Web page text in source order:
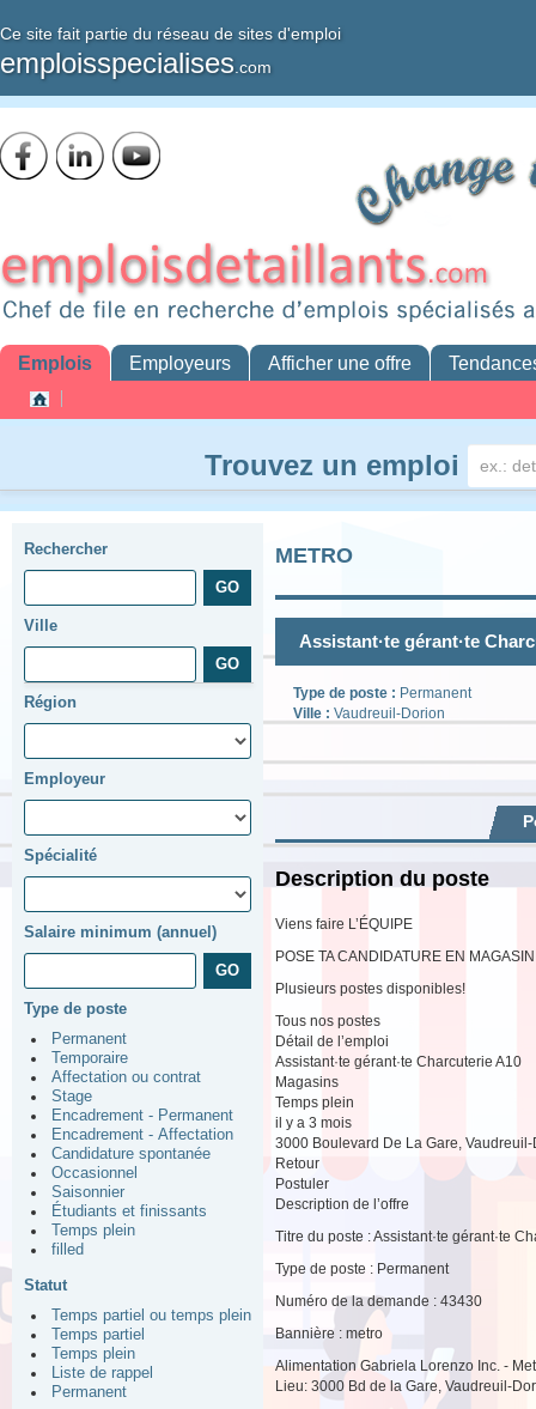
Ce site fait partie du réseau de sites d'emploi
emploisspecialises .com
Emplois Employeurs Afficher une offre
Trouvez un emploi
Rechercher
Ville
Région
Employeur
Spécialité
Salaire minimum (annuel)
Type de poste
Permanent
Temporaire
Affectation ou contrat
Stage
Encadrement - Permanent
Encadrement - Affectation
Candidature spontanée
Occasionnel
Saisonnier
Étudiants et finissants
Temps plein
filled
Statut
Temps partiel ou temps plein
Temps partiel
Temps plein
Liste de rappel
Permanent
METRO
Assistant·te gérant·te
Type de poste : Permanent
Ville : Vaudreuil-Dorion
Description du poste
Viens faire L’ÉQUIPE
POSE TA CANDIDATURE EN
Plusieurs postes disponibles!
Tous nos postes
Détail de l’emploi
Assistant·te gérant·te Charcuterie A10
Magasins
Temps plein
il y a 3 mois
3000 Boulevard De La Gare,
Retour
Postuler
Description de l’offre
Titre du poste : Assistant·te gérant·te
Type de poste : Permanent
Numéro de la demande : 43430
Bannière : metro
Alimentation Gabriela Lorenzo Inc. -
Lieu: 3000 Bd de la Gare, Vaudreuil-